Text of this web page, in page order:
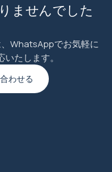
ませんでした
WhatsAppでお気軽に
たします。
わせる